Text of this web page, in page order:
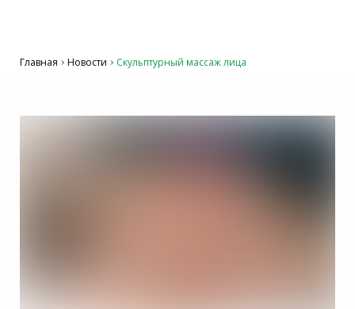
Главная Новости Скульптурный массаж лица